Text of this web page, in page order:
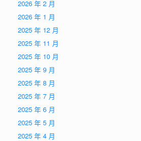
2026 年 2 月
2026 年 1 月
2025 年 12 月
2025 年 11 月
2025 年 10 月
2025 年 9 月
2025 年 8 月
2025 年 7 月
2025 年 6 月
2025 年 5 月
2025 年 4 月